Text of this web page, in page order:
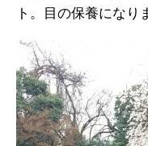
ト。目の保養になり